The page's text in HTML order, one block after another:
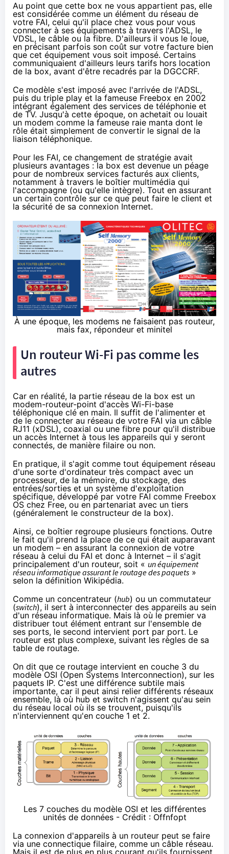
Au point que cette box ne vous appartient pas, elle
est considérée comme un élément du réseau de
votre FAI, celui qu'il place chez vous pour vous
connecter à ses équipements à travers l'ADSL, le
VDSL, le câble ou la fibre. D'ailleurs il vous le loue,
en précisant parfois son coût sur votre facture bien
que cet équipement vous soit imposé. Certains
communiquaient d'ailleurs leurs tarifs hors location
de la box, avant d'être recadrés par la DGCCRF.
Ce modèle s'est imposé avec l'arrivée de l'ADSL,
puis du triple play et la fameuse Freebox en 2002
intégrant également des services de téléphonie et
de TV. Jusqu'à cette époque, on achetait ou louait
un modem comme la fameuse raie manta dont le
rôle était simplement de convertir le signal de la
liaison téléphonique.
Pour les FAI, ce changement de stratégie avait
plusieurs avantages : la box est devenue un péage
pour de nombreux services facturés aux clients,
notamment à travers le boîtier multimédia qui
l'accompagne (ou qu'elle intègre). Tout en assurant
un certain contrôle sur ce que peut faire le client et
la sécurité de sa connexion Internet.
À une époque, les modems ne faisaient pas routeur,
mais fax, répondeur et minitel
Un routeur Wi-Fi pas comme les
autres
Car en réalité, la partie réseau de la box est un
modem-routeur-point d'accès Wi-Fi-base
téléphonique clé en main. Il suffit de l'alimenter et
de le connecter au réseau de votre FAI via un câble
RJ11 (xDSL), coaxial ou une fibre pour qu'il distribue
un accès Internet à tous les appareils qui y seront
connectés, de manière filaire ou non.
En pratique, il s'agit comme tout équipement réseau
d'une sorte d'ordinateur très compact avec un
processeur, de la mémoire, du stockage, des
entrées/sorties et un système d'exploitation
spécifique, développé par votre FAI comme Freebox
OS chez Free, ou en partenariat avec un tiers
(généralement le constructeur de la box).
Ainsi, ce boîtier regroupe plusieurs fonctions. Outre
le fait qu'il prend la place de ce qui était auparavant
un modem – en assurant la connexion de votre
réseau à celui du FAI et donc à Internet – il s'agit
principalement d'un routeur, soit « un équipement
réseau informatique assurant le routage des paquets »
selon la définition Wikipédia.
Comme un concentrateur (hub) ou un commutateur
(switch), il sert à interconnecter des appareils au sein
d'un réseau informatique. Mais là où le premier va
distribuer tout élément entrant sur l'ensemble de
ses ports, le second intervient port par port. Le
routeur est plus complexe, suivant les règles de sa
table de routage.
On dit que ce routage intervient en couche 3 du
modèle OSI (Open Systems Interconnection), sur les
paquets IP. C'est une différence subtile mais
importante, car il peut ainsi relier différents réseaux
ensemble, là où hub et switch n'agissent qu'au sein
du réseau local où ils se trouvent, puisqu'ils
n'interviennent qu'en couche 1 et 2.
Les 7 couches du modèle OSI et les différentes
unités de données - Crédit : Offnfopt
La connexion d'appareils à un routeur peut se faire
via une connectique filaire, comme un câble réseau.